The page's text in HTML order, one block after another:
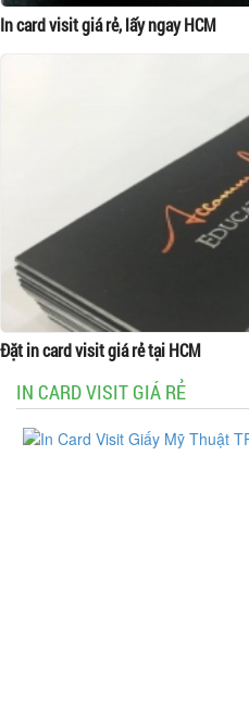
In card visit giá rẻ, lấy ngay HCM
Đặt in card visit giá rẻ tại HCM
IN CARD VISIT GIÁ RẺ